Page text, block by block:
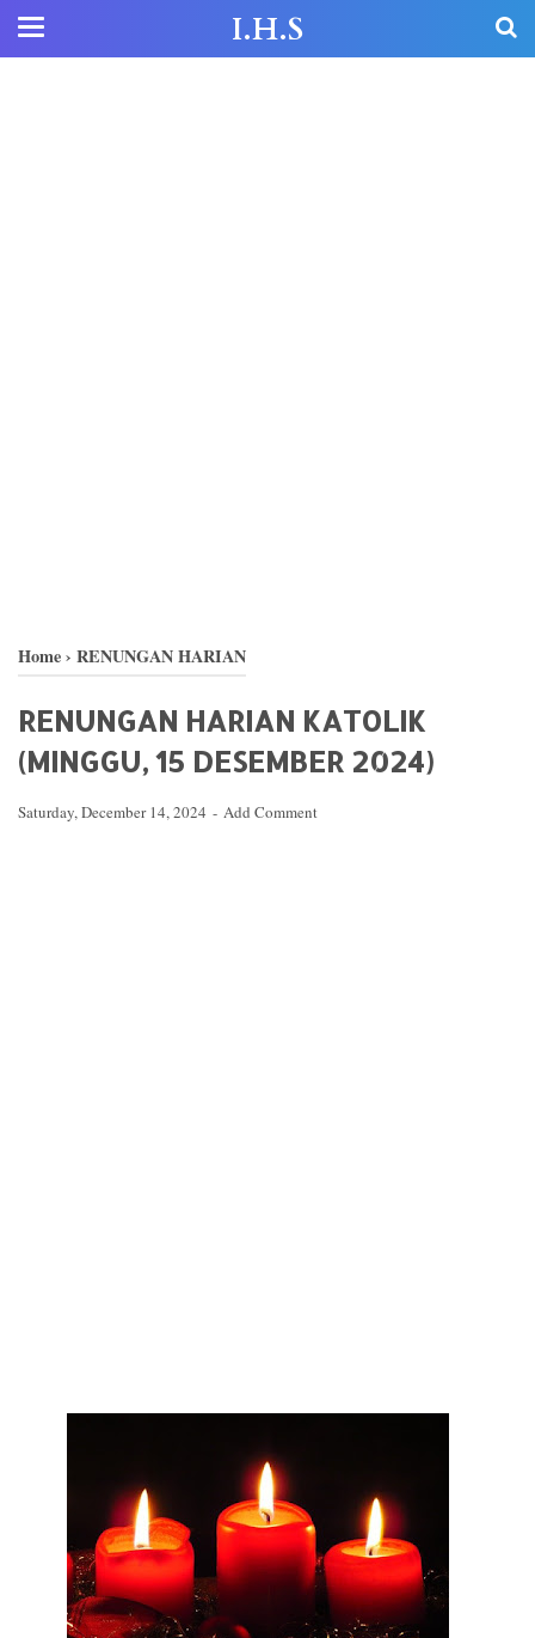
I.H.S
Home› RENUNGAN HARIAN
RENUNGAN HARIAN KATOLIK
(MINGGU, 15 DESEMBER 2024)
Saturday, December 14, 2024 Add Comment